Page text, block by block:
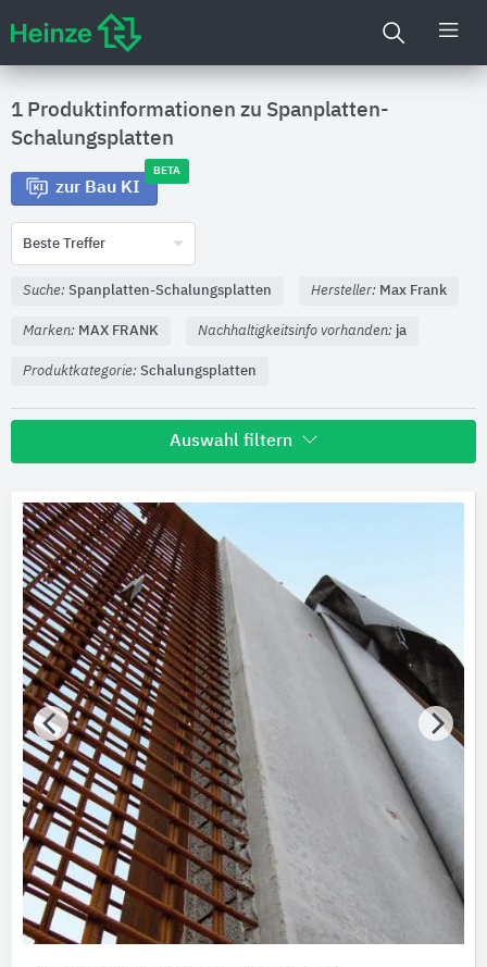
1 Produktinformationen zu Spanplatten-
Schalungsplatten
zur Bau KI
BETA
Beste Treffer
Suche: Spanplatten-Schalungsplatten Hersteller: Max Frank
Marken: MAX FRANK Nachhaltigkeitsinfo vorhanden: ja
Produktkategorie: Schalungsplatten
Auswahl filtern
Max Frank
Marken
MAX FRANK
Nachhaltigkeit
Nachhaltigkeitsinfo vorhanden
Merkmale / Eigenschaften
Bitte auswählen
Zertifizierungen
Bitte auswählen
Produktkategorie